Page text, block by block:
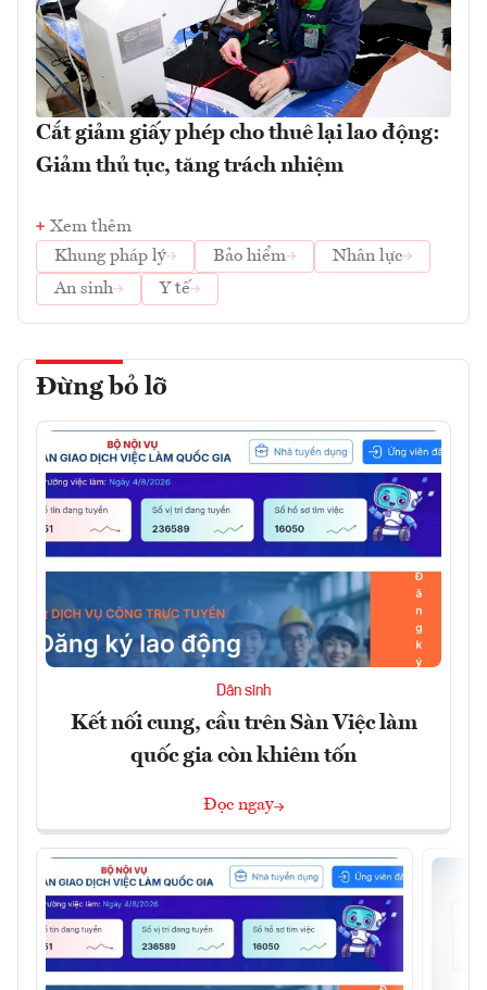
Cắt giảm giấy phép cho thuê lại lao động:
Giảm thủ tục, tăng trách nhiệm
Xem thêm
Khung pháp lý
Bảo hiểm
Nhân lực
An sinh
Y tế
Đừng bỏ lỡ
Dân sinh
Kết nối cung, cầu trên Sàn Việc làm
quốc gia còn khiêm tốn
Đọc ngay